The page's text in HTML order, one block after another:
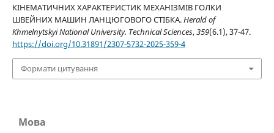
КІНЕМАТИЧНИХ ХАРАКТЕРИСТИК МЕХАНІЗМІВ ГОЛКИ
ШВЕЙНИХ МАШИН ЛАНЦЮГОВОГО СТІБКА.Herald of
Khmelnytskyi National University. Technical Sciences,359(6.1), 37-47.
https://doi.org/10.31891/2307-5732-2025-359-4
Формати цитування
Мова